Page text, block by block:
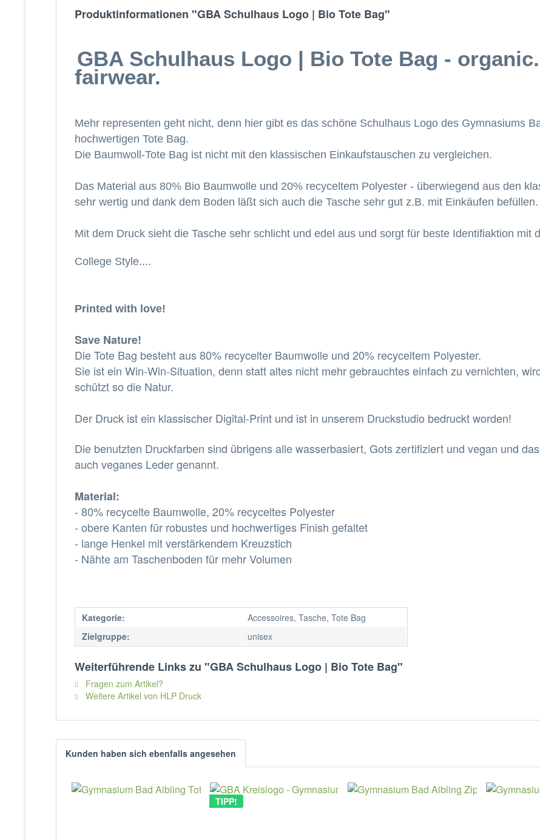
Produktinformationen "GBA Schulhaus Logo | Bio Tote Bag"
GBA Schulhaus Logo | Bio Tote Bag -
fairwear.
Mehr representen geht nicht, denn hier gibt es das schöne Schulhaus Logo des Gymnasiums
hochwertigen Tote Bag.
Die Baumwoll-Tote Bag ist nicht mit den klassischen Einkaufstauschen zu vergleichen.
Das Material aus 80% Bio Baumwolle und 20% recyceltem Polyester - überwiegend aus den
sehr wertig und dank dem Boden läßt sich auch die Tasche sehr gut z.B. mit Einkäufen befüllen.
Mit dem Druck sieht die Tasche sehr schlicht und edel aus und sorgt für beste Identifiaktion mit
College Style....
Printed with love!
Save Nature!
Die Tote Bag besteht aus 80% recycelter Baumwolle und 20% recyceltem Polyester.
Sie ist ein Win-Win-Situation, denn statt altes nicht mehr gebrauchtes einfach zu vernichten,
schützt so die Natur.
Der Druck ist ein klassischer Digital-Print und ist in unserem Druckstudio bedruckt worden!
Die benutzten Druckfarben sind übrigens alle wasserbasiert, Gots zertifiziert und vegan und
auch veganes Leder genannt.
Material:
- 80% recycelte Baumwolle, 20% recyceltes Polyester
- obere Kanten für robustes und hochwertiges Finish gefaltet
- lange Henkel mit verstärkendem Kreuzstich
- Nähte am Taschenboden für mehr Volumen
Kategorie:
Accessoires, Tasche, Tote Bag
Zielgruppe:
unisex
Weiterführende Links zu "GBA Schulhaus Logo | Bio Tote Bag"
Fragen zum Artikel?
Weitere Artikel von HLP Druck
Kunden haben sich ebenfalls angesehen
TIPP!